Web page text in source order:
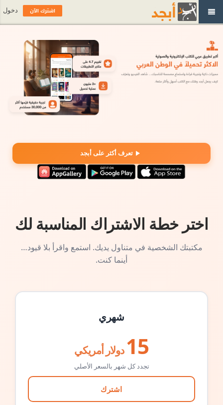
تعرف أكثر على أبجد
اختر خطة الاشتراك المناسبة لك
مكتبتك الشخصية في متناول يديك. استمع واقرأ بلا قيود…
أينما كنت.
شهري
15 دولار أمريكي
تجدد كل شهر بالسعر الأصلي
اشترك
اشترك الآن دخول